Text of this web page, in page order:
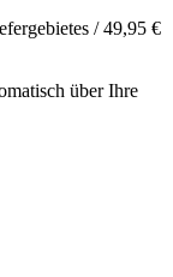
/ 49,95 €
über Ihre